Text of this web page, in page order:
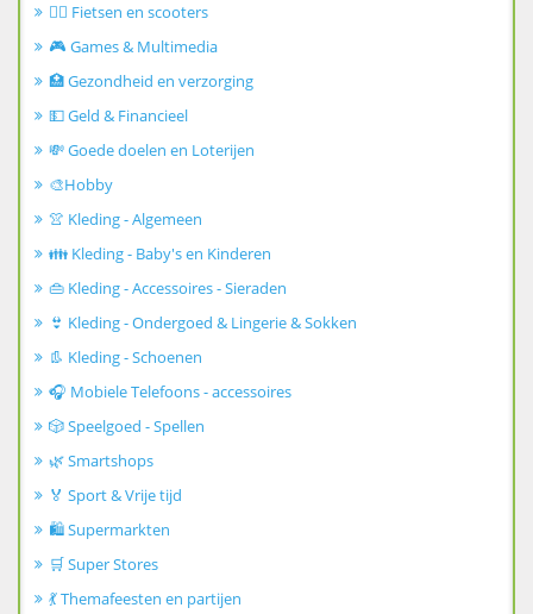
🚴‍♂️ Fietsen en scooters
🎮 Games & Multimedia
🏥 Gezondheid en verzorging
💵 Geld & Financieel
💸 Goede doelen en Loterijen
🎨Hobby
👚 Kleding - Algemeen
👪 Kleding - Baby's en Kinderen
👜 Kleding - Accessoires - Sieraden
👙 Kleding - Ondergoed & Lingerie & Sokken
👢 Kleding - Schoenen
🎧 Mobiele Telefoons - accessoires
🎲 Speelgoed - Spellen
🌿 Smartshops
🏅 Sport & Vrije tijd
🛍️ Supermarkten
🛒 Super Stores
💃 Themafeesten en partijen